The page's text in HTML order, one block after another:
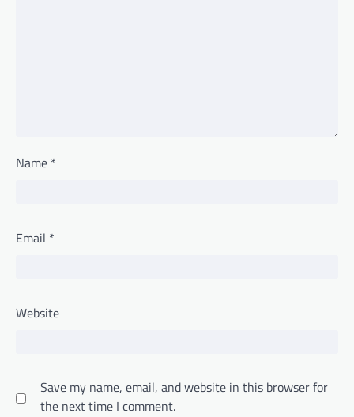
Name *
Email *
Website
Save my name, email, and website in this browser for
the next time I comment.